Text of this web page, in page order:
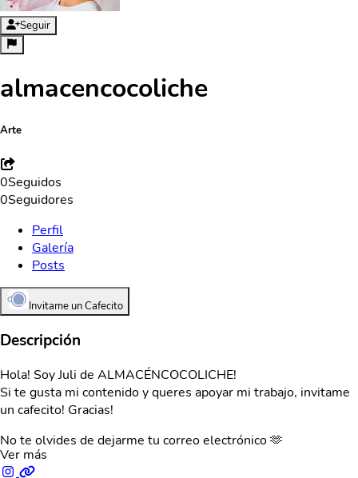
Seguir
almacencocoliche
Arte
0Seguidos
0Seguidores
Perfil
Galería
Posts
Invitame un Cafecito
Descripción
Hola! Soy Juli de ALMACÉNCOCOLICHE!
Si te gusta mi contenido y queres apoyar mi trabajo, invitame
un cafecito! Gracias!
No te olvides de dejarme tu correo electrónico 🫶
Ver más